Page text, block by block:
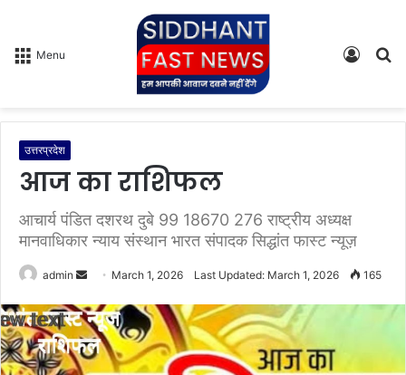
Menu
Log
उत्तरप्रदेश
आज का राशिफल
आचार्य पंडित दशरथ दुबे 99 18670 276 राष्ट्रीय अध्यक्ष
मानवाधिकार न्याय संस्थान भारत संपादक सिद्धांत फास्ट न्यूज़
admin
n
d
a
March 1, 2026 Last Updated: March 1, 2026 165